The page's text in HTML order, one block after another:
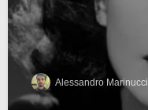
Alessandro Marinucci